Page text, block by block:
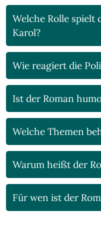
Welche Rolle spielt
Karol?
Wie reagiert die
Ist der Roman
Welche Themen
Warum heißt der
Für wen ist der